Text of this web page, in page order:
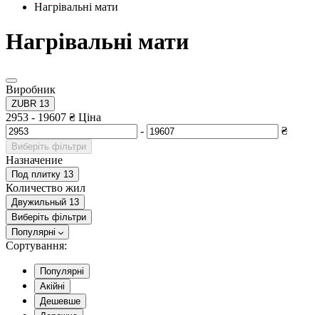
Нагрівальні мати
Нагрівальні мати
Виробник
ZUBR 13
2953 - 19607 ₴ Ціна
-
₴
Виберіть фільтри
Назначение
Под плитку 13
Количество жил
Двужильный 13
Виберіть фільтри
Популярні
Сортування:
Популярні
Акійні
Дешевше